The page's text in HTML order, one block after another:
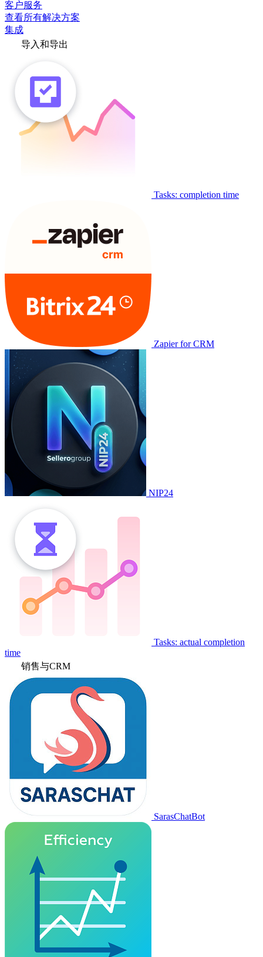
客户服务
查看所有解决方案
集成
导入和导出
Tasks: completion time
Zapier for CRM
NIP24
Tasks: actual completion
time
销售与CRM
SarasChatBot